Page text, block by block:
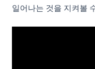
일어나는 것을 지켜볼